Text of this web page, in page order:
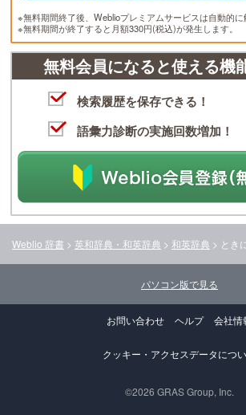
※無料期間終了後、Weblioプレミアムサービスは自動的に
※無料期間が終了すると月額330円(税込)が発生します。
無料会員になると使える機
検索履歴を保存できる！
語彙力診断の実施回数増加！
Weblio 辞書 > 英和辞典・和英辞典 > 和英辞典 > とき
パソコン版で見る
お問い合わせ ヘルプ 会社情
クッキー・アクセスデータにつ
©2026 GRAS Group, Inc.